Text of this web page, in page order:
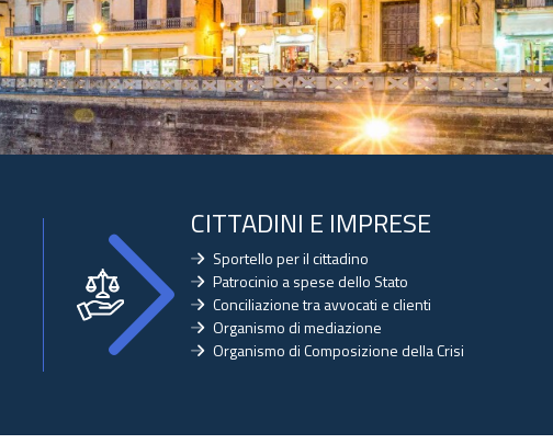
CITTADINI E IMPRESE
Sportello per il cittadino
Patrocinio a spese dello Stato
Conciliazione tra avvocati e clienti
Organismo di mediazione
Organismo di Composizione della Crisi